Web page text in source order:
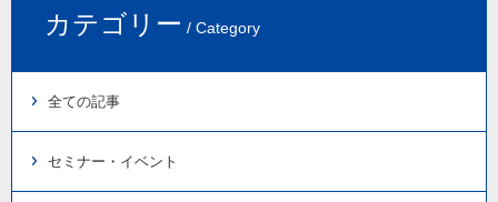
カテゴリー / Category
全ての記事
セミナー・イベント